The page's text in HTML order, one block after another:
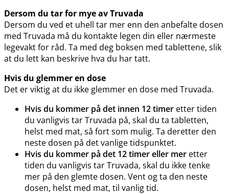
Dersom du tar for mye av Truvada
Dersom du ved et uhell tar mer enn den anbefalte dosen
med Truvada må du kontakte legen din eller nærmeste
legevakt for råd. Ta med deg boksen med tablettene, slik
at du lett kan beskrive hva du har tatt.
Hvis du glemmer en dose
Det er viktig at du ikke glemmer en dose med Truvada.
Hvis du kommer på det innen 12 timer etter tiden
du vanligvis tar Truvada på, skal du ta tabletten,
helst med mat, så fort som mulig. Ta deretter den
neste dosen på det vanlige tidspunktet.
Hvis du kommer på det 12 timer eller mer etter
tiden du vanligvis tar Truvada, skal du ikke tenke
mer på den glemte dosen. Vent og ta den neste
dosen, helst med mat, til vanlig tid.